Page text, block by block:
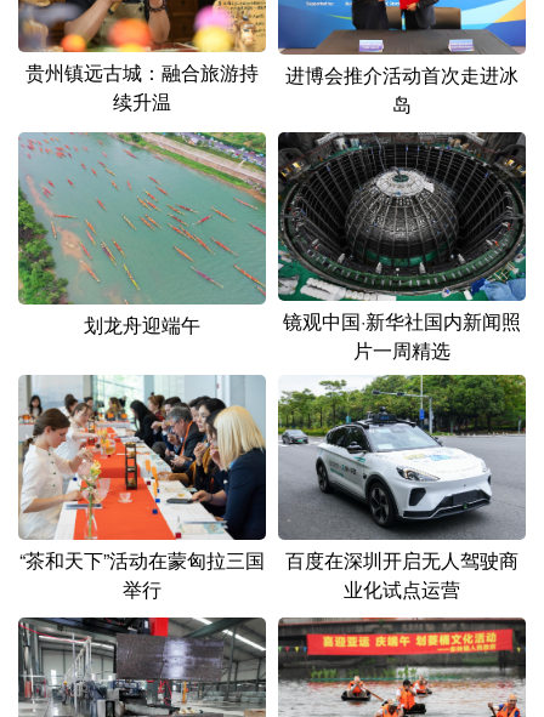
Русский язык 日本語 한국어
Deutsch Português
贵州镇远古城：融合旅游持
续升温
进博会推介活动首次走进冰
岛
划龙舟迎端午
镜观中国·新华社国内新闻照
片一周精选
“茶和天下”活动在蒙匈拉三国
举行
百度在深圳开启无人驾驶商
业化试点运营